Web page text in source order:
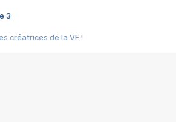
3
créatrices de la VF !